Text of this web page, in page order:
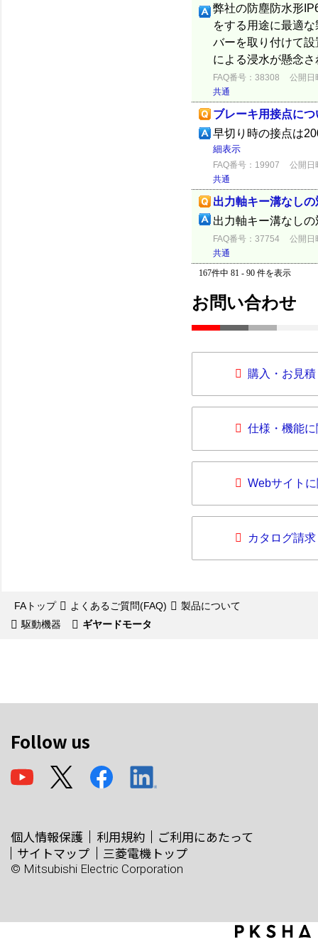
弊社の防塵防水形
をする用途に最適
バーを取り付けて
による浸水が懸念
FAQ番号：38308
公開日
共通
ブレーキ用接点につ
早切り時の接点は
細表示
FAQ番号：19907
公開日
共通
出力軸キー溝なし
出力軸キー溝なし
FAQ番号：37754
公開日
共通
167件中 81 - 90 件を表示
お問い合わせ
購入・お見
仕様・機能
Webサイト
カタログ請求
FAトップ よくあるご質問(FAQ)
製品について
駆動機器
ギヤードモータ
Follow us
個人情報保護 利用規約
ご利用にあたって
サイトマップ
三菱電機トップ
© Mitsubishi Electric Corporation